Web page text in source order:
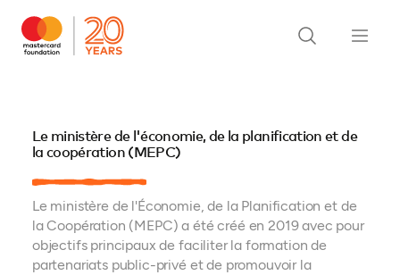
Le ministère de l'économie, de la planification et de
la coopération (MEPC)
Le ministère de l'Économie, de la Planification et de
la Coopération (MEPC) a été créé en 2019 avec pour
objectifs principaux de faciliter la formation de
partenariats public-privé et de promouvoir la